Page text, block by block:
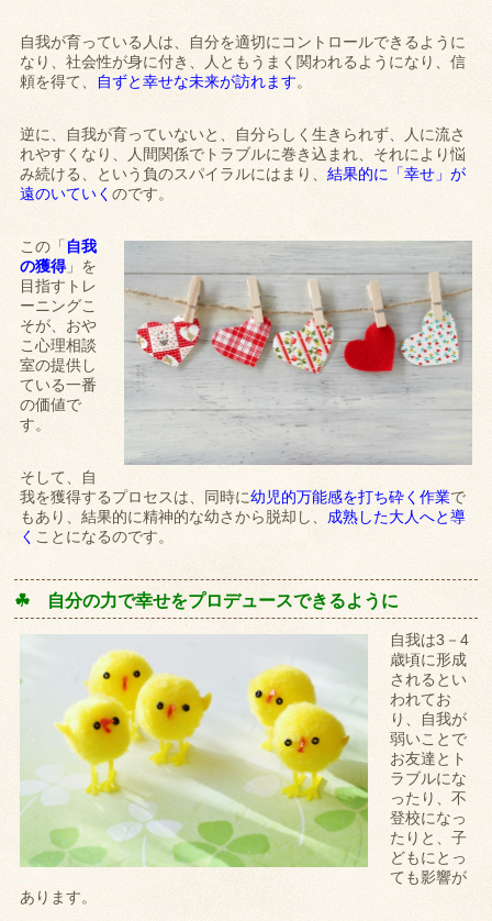
自我が育っている人は、自分を適切にコントロールできるように
なり、社会性が身に付き、人ともうまく関われるようになり、信
頼を得て、 自ずと幸せな未来が訪れます。
逆に、自我が育っていないと、自分らしく生きられず、人に流さ
れやすくなり、人間関係でトラブルに巻き込まれ、それにより悩
み続ける、という負のスパイラルにはまり、結果的に「幸せ」が
遠のいていくのです。
この「 自我
の獲得」を
目指すトレ
ーニングこ
そが、おや
こ心理相談
室の提供し
ている一番
の価値で
す。
そして、自
我を獲得するプロセスは、同時に幼児的万能感を打ち砕く作業で
もあり、結果的に精神的な幼さから脱却し、 成熟した大人へと導
く ことになるのです。
☘ 自分の力で幸せをプロデュースできるように
自我は3－4
歳頃に形成
されるとい
われてお
り、自我が
弱いことで
お友達とト
ラブルにな
ったり、不
登校になっ
たりと、子
どもにとっ
ても影響が
あります。